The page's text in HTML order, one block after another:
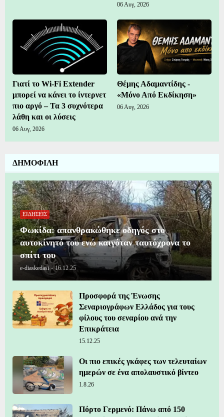
06 Αυγ, 2026
Γιατί το Wi-Fi Extender
μπορεί να κάνει το ίντερνετ
πιο αργό – Τα 3 συχνότερα
λάθη και οι λύσεις
06 Αυγ, 2026
Θέμης Αδαμαντίδης -
«Μόνο Από Εκδίκηση»
06 Αυγ, 2026
ΔΗΜΟΦΙΛΗ
ΕΙΔΗΣΕΙΣ
Φωκίδα: απανθρακώθηκε οδηγός στο
αυτοκίνητό του ενώ καιγόταν ταυτόχρονα το
σπίτι του
e-diaskedasi - 16.12.25
Προσφορά της Ένωσης
Σεναριογράφων Ελλάδος για τους
φίλους του σεναρίου ανά την
Επικράτεια
15.12.25
Οι πιο επικές γκάφες των τελευταίων
ημερών σε ένα απολαυστικό βίντεο
1.8.26
Πόρτο Γερμενό: Πάνω από 150